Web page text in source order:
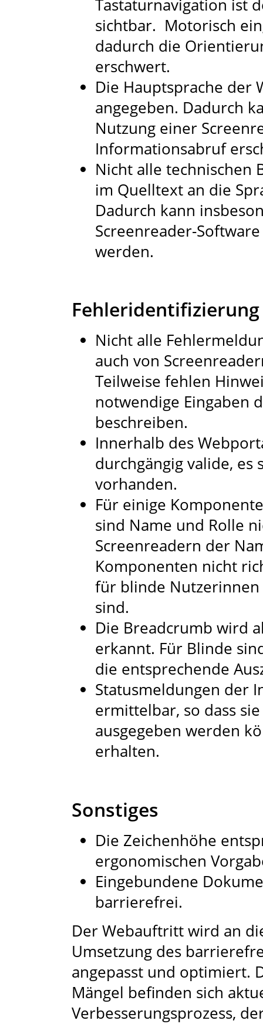
Tastaturnavigation ist
sichtbar. Motorisch
dadurch die
erschwert.
Die Hauptsprache der
angegeben. Dadurch
Nutzung einer
Informationsabruf
Nicht alle technischen
im Quelltext an die
Dadurch kann
Screenreader-
werden.
Fehleridentifizierung
Nicht alle
auch von
Teilweise fehlen
notwendige Eingaben
beschreiben.
Innerhalb des
durchgängig valide, es
vorhanden.
Für einige
sind Name und Rolle
Screenreadern der
Komponenten nicht
für blinde
sind.
Die Breadcrumb wird
erkannt. Für Blinde
die entsprechende
Statusmeldungen der
ermittelbar, so dass
ausgegeben werden
erhalten.
Sonstiges
Die Zeichenhöhe
ergonomischen
Eingebundene
barrierefrei.
Der Webauftritt wird an
Umsetzung des
angepasst und optimiert.
Mängel befinden sich
Verbesserungsprozess,